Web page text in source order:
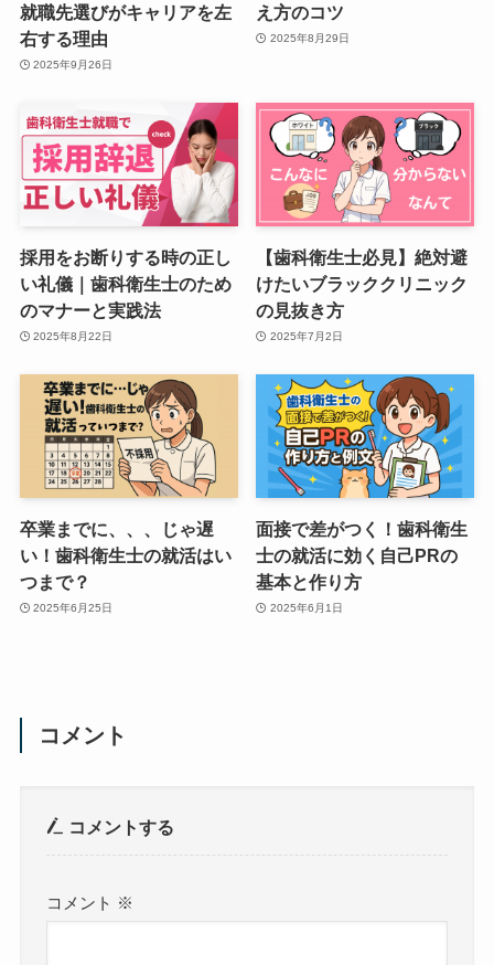
就職先選びがキャリアを左
右する理由
2025年9月26日
え方のコツ
2025年8月29日
採用をお断りする時の正し
い礼儀｜歯科衛生士のため
のマナーと実践法
2025年8月22日
【歯科衛生士必見】絶対避
けたいブラッククリニック
の見抜き方
2025年7月2日
卒業までに、、、じゃ遅
い！歯科衛生士の就活はい
つまで？
2025年6月25日
面接で差がつく！歯科衛生
士の就活に効く自己PRの
基本と作り方
2025年6月1日
コメント
コメントする
コメント ※